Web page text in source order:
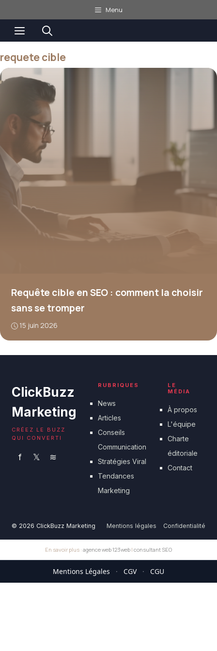
au
contenu
Menu
Menu
requete cible
Requête cible en SEO : comment la choisir
sans se tromper
15 juin 2026
ClickBuzz
Marketing
CRÉEZ LE BUZZ
QUI CONVERTI
f 𝕏 ≋
RUBRIQUES
News
Articles
Conseils
Communication
Stratégies Viral
Tendances
Marketing
LE
MÉDIA
À propos
L'équipe
Charte
éditoriale
Contact
© 2026 ClickBuzz Marketing Mentions légales Confidentialité
En savoir plus : agence web 123web | consultant SEO
Mentions Légales · CGV · CGU